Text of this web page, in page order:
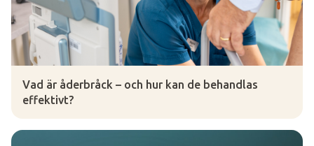
Vad är åderbråck – och hur kan de behandlas
effektivt?